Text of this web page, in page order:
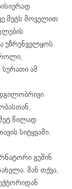
მეტს მოველით
უზრუნველყოს
ამ
წილად
სიტყვაში.
გუშინ
მან თქვა,